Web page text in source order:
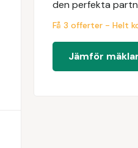
den perfekta
Få 3 offerter - Helt
Jämför